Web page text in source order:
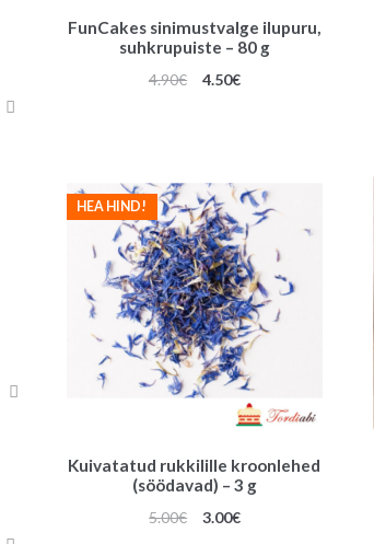
FunCakes sinimustvalge ilupuru,
suhkrupuiste – 80 g
4.90€
Algne
4.50€Praegune
Kuivatatud rukkilille kroonlehed
(söödavad) – 3 g
HEA HIND!
5.00€
Algne
3.00€Praegune